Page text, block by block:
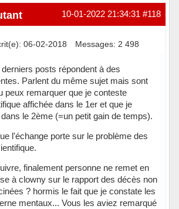
#118
10-01-2022 21:34:31
06-02-2018 Messages: 2 498
posts répondent à des
Parlent du même sujet mais sont
peux remarquer que je conteste
affichée dans le 1er et que je
le 2ème (=un petit gain de temps).
l'échange porte sur le problème des
finalement personne ne remet en
à clowny sur le rapport des décès non
? hormis le fait que je constate les
mentaux... Vous les aviez remarqué